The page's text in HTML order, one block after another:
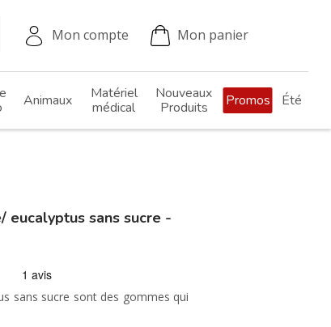
Mon compte Mon panier
Animaux
Matériel
médical
Nouveaux
Produits
Promos Été
eucalyptus sans sucre -
sans sucre sont des gommes qui